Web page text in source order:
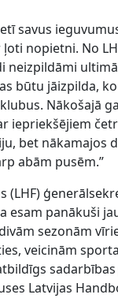
savus
ļoti nopietni. No
neizpildāmi
būtu jāizpilda,
Nākošajā
iepriekšējiem
bet nākamajos
abām pusēm.”
(LHF)
esam panākuši
sezonām
veicinām
Latvijas